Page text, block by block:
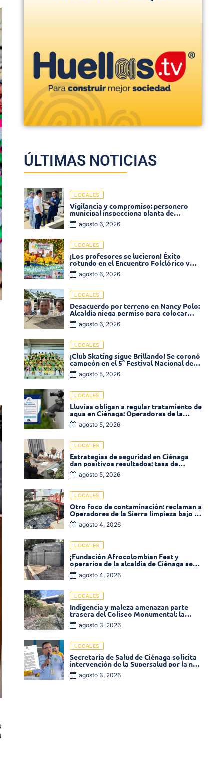
ÚLTIMAS NOTICIAS
LOCALES
Vigilancia y compromiso: personero
municipal inspecciona planta de
tratamiento de agua
agosto 6, 2026
LOCALES
¡Los profesores se lucieron! Éxito
rotundo en el Encuentro Folclórico y
Cultural del Magisterio 2026 en Ciénaga
agosto 6, 2026
LOCALES
Desacuerdo por terreno en Nancy Polo:
Alcaldía niega permiso para colocar
venta de comidas
agosto 6, 2026
LOCALES
¡Club Skating sigue Brillando! Se coronó
campeón en el 5° Festival Nacional de
Patinaje «Soledad sobre Ruedas»
agosto 5, 2026
LOCALES
Lluvias obligan a regular tratamiento de
agua en Ciénaga: Operadores de la
Sierra anuncia baja presión en varios
sectores
agosto 5, 2026
LOCALES
Estrategias de seguridad en Ciénaga
dan positivos resultados: tasa de
homicidios disminuyó un 58% en 2026
agosto 5, 2026
LOCALES
Otro foco de contaminación: reclaman a
Operadores de la Sierra limpieza bajo el
puente de la calle 19 con carrera 11
agosto 4, 2026
LOCALES
¡Fundación Afrocolombian Fest y
operarios de la alcaldía de Ciénaga se
ponen la 10! Realizan limpieza de la
parte posterior del Coliseo
agosto 4, 2026
LOCALES
Indigencia y maleza amenazan parte
trasera del Coliseo Monumental: la
comunidad exige acción inmediata!
agosto 3, 2026
LOCALES
Secretaría de Salud de Ciénaga solicita
intervención de la Supersalud por la no
entrega de medicamentos en las EPS
agosto 3, 2026